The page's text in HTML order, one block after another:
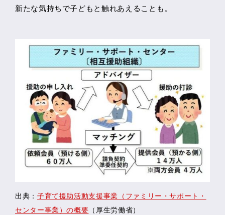
新たな気持ちで子どもと触れあえることも。
出典： 子育て援助活動支援事業（ファミリー・サポート・
センター事業）の概要 （厚生労働省）